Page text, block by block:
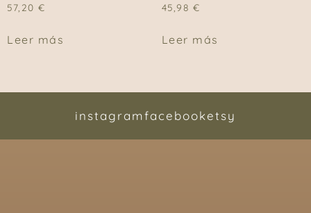
57,20 €
Leer más
45,98 €
Leer más
instagramfacebooketsy